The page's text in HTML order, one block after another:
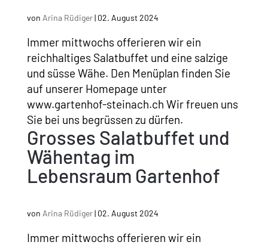
von Arina Rüdiger| 02. August 2024
Immer mittwochs offerieren wir ein
reichhaltiges Salatbuffet und eine salzige
und süsse Wähe. Den Menüplan finden Sie
auf unserer Homepage unter
www.gartenhof-steinach.ch Wir freuen uns
Sie bei uns begrüssen zu dürfen.
Grosses Salatbuffet und
Wähentag im
Lebensraum Gartenhof
von Arina Rüdiger| 02. August 2024
Immer mittwochs offerieren wir ein